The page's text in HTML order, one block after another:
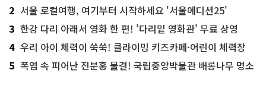
2 서울 로컬여행, 여기부터 시작하세요 '서울에디션25'
3 한강 다리 아래서 영화 한 편! '다리밑 영화관' 무료 상영
4 우리 아이 체력이 쑥쑥! 클라이밍 키즈카페·어린이 체력장
5 폭염 속 피어난 진분홍 물결! 국립중앙박물관 배롱나무 명소